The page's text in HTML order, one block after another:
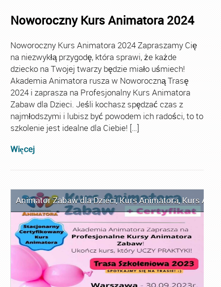
Noworoczny Kurs Animatora 2024
Noworoczny Kurs Animatora 2024 Zapraszamy Cię
na niezwykłą przygodę, która sprawi, że każde
dziecko na Twojej twarzy będzie miało uśmiech!
Akademia Animatora rusza w Noworoczną Trasę
2024 i zaprasza na Profesjonalny Kurs Animatora
Zabaw dla Dzieci. Jeśli kochasz spędzać czas z
najmłodszymi i lubisz być powodem ich radości, to to
szkolenie jest idealne dla Ciebie! […]
Więcej
Animator Zabaw dla Dzieci,Kurs Animatora,Kurs